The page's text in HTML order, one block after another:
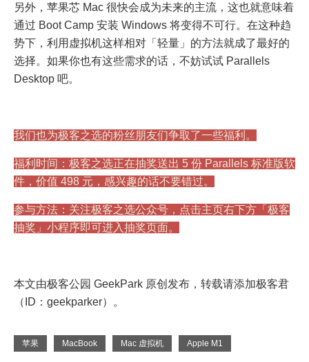
另外，苹果芯 Mac 很快会成为未来的主流，这也就意味着
通过 Boot Camp 安装 Windows 将变得不可行。在这种趋
势下，利用虚拟机这样相对「轻量」的方法就成了最好的
选择。如果你也有这些需求的话，不妨试试 Parallels
Desktop 吧。
我们也为极客之选的粉丝朋友们争取了一些福利。
福利时间：极客之选正在抽奖送出 5 份 Parallels 标准版软
件，价值 498 元，感兴趣的话不要错过。
参与方法：关注极客之选公众号，点击主页右下方「极客
抽奖」小程序即可进入抽奖页面。
本文由极客公园 GeekPark 原创发布，转载请添加极客君
（ID：geekparker）。
苹果 MacBook Mac 虚拟机 Apple M1